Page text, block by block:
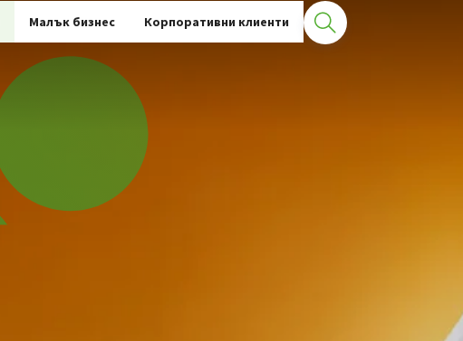
Малък бизнес Корпоративни клиенти